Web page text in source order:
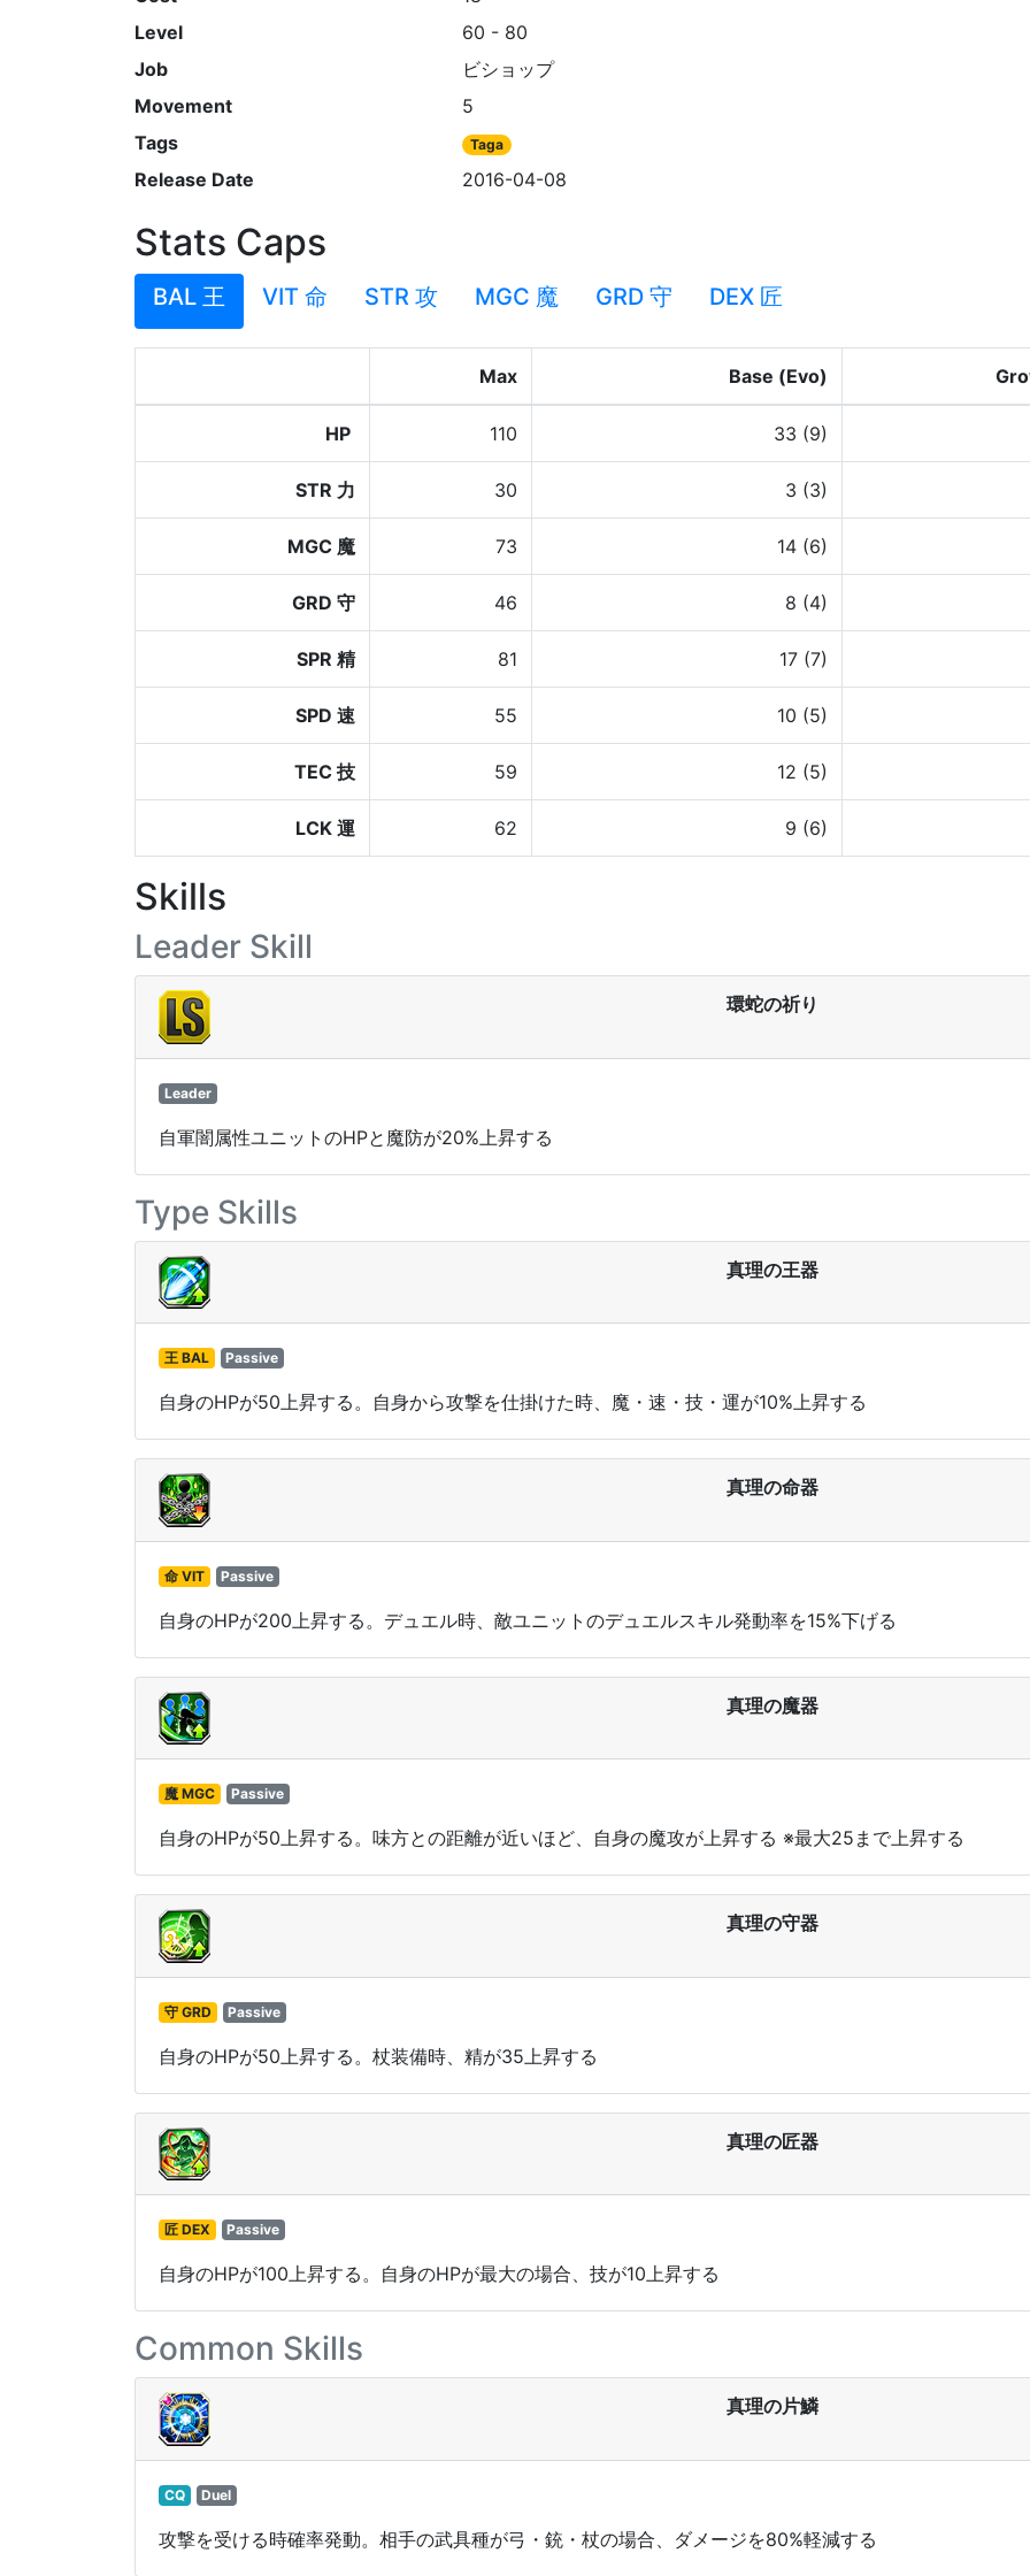
Level
60 - 80
Job
ビショップ
Movement
5
Tags
Taga
Release Date 2016-04-08
Stats Caps
BAL 王 VIT 命 STR 攻 MGC 魔 GRD 守 DEX 匠
Max Base (Evo)
HP 110 33 (9)
STR 力 30 3 (3)
MGC 魔 73 14 (6)
GRD 守 46 8 (4)
SPR 精 81 17 (7)
SPD 速 55 10 (5)
TEC 技 59 12 (5)
LCK 運 62 9 (6)
Skills
Leader Skill
環蛇の祈り
Leader
自軍闇属性ユニットのHPと魔防が20%上昇する
Type Skills
真理の王器
王 BAL Passive
自身のHPが50上昇する。自身から攻撃を仕掛けた時、魔・速・技・運が10%上昇する
真理の命器
命 VIT Passive
自身のHPが200上昇する。デュエル時、敵ユニットのデュエルスキル発動率を15%下げる
真理の魔器
魔 MGC Passive
自身のHPが50上昇する。味方との距離が近いほど、自身の魔攻が上昇する ※最大25まで上昇する
真理の守器
守 GRD Passive
自身のHPが50上昇する。杖装備時、精が35上昇する
真理の匠器
匠 DEX Passive
自身のHPが100上昇する。自身のHPが最大の場合、技が10上昇する
Common Skills
真理の片鱗
CQ Duel
攻撃を受ける時確率発動。相手の武具種が弓・銃・杖の場合、ダメージを80%軽減する